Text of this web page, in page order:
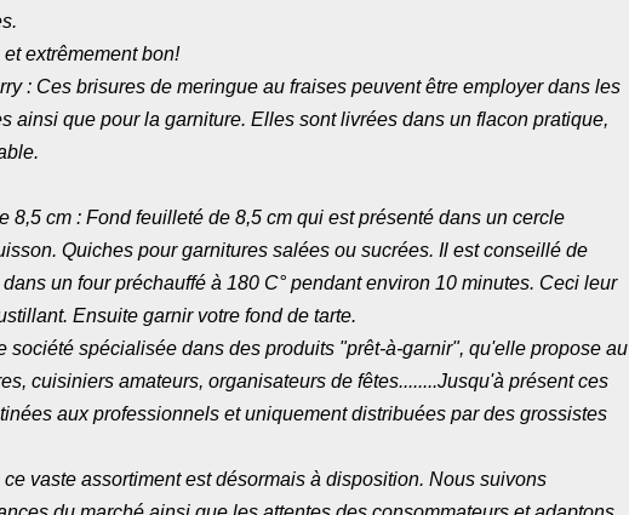
extrêmement bon!
: Ces brisures de meringue au fraises peuvent être employer dans les
ainsi que pour la garniture. Elles sont livrées dans un flacon pratique,
8,5 cm : Fond feuilleté de 8,5 cm qui est présenté dans un cercle
Quiches pour garnitures salées ou sucrées. Il est conseillé de
un four préchauffé à 180 C° pendant environ 10 minutes. Ceci leur
Ensuite garnir votre fond de tarte.
spécialisée dans des produits "prêt-à-garnir", qu'elle propose au
cuisiniers amateurs, organisateurs de fêtes........Jusqu'à présent ces
aux professionnels et uniquement distribuées par des grossistes
ce vaste assortiment est désormais à disposition. Nous suivons